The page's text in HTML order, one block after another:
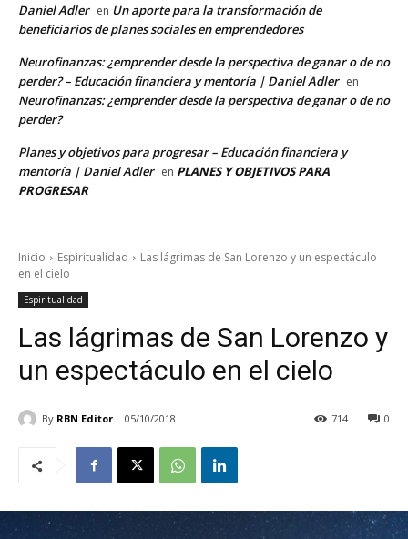
Daniel Adler en Un aporte para la transformación de
beneficiarios de planes sociales en emprendedores
Neurofinanzas: ¿emprender desde la perspectiva de ganar o de no
perder? – Educación financiera y mentoría | Daniel Adler en
Neurofinanzas: ¿emprender desde la perspectiva de ganar o de no
perder?
Planes y objetivos para progresar – Educación financiera y
mentoría | Daniel Adler en PLANES Y OBJETIVOS PARA
PROGRESAR